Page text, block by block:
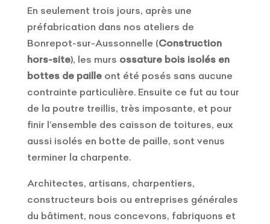
En seulement trois jours, après une
préfabrication dans nos ateliers de
Bonrepot-sur-Aussonnelle (Construction
hors-site), les murs ossature bois isolés en
bottes de pailleont été posés sans aucune
contrainte particulière. Ensuite ce fut au tour
de la poutre treillis, très imposante, et pour
finir l’ensemble des caisson de toitures, eux
aussi isolés en botte de paille, sont venus
terminer la charpente.
Architectes, artisans, charpentiers,
constructeurs bois ou entreprises générales
du bâtiment, nous concevons, fabriquons et